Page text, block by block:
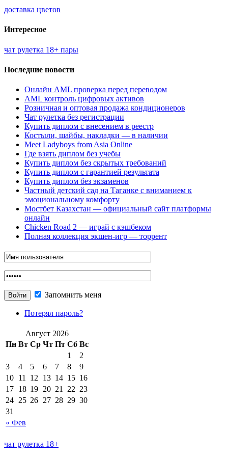
доставка цветов
Интересное
чат рулетка 18+ пары
Последние новости
Онлайн AML проверка перед переводом
AML контроль цифровых активов
Розничная и оптовая продажа кондиционеров
Чат рулетка без регистрации
Купить диплом с внесением в реестр
Костыли, шайбы, накладки — в наличии
Meet Ladyboys from Asia Online
Где взять диплом без учебы
Купить диплом без скрытых требований
Купить диплом с гарантией результата
Купить диплом без экзаменов
Частный детский сад на Таганке с вниманием к
эмоциональному комфорту
Мостбет Казахстан — официальный сайт платформы
онлайн
Chicken Road 2 — играй с кэшбеком
Полная коллекция экшен-игр — торрент
Запомнить меня
Потерял пароль?
Август 2026
Пн Вт Ср Чт Пт Сб Вс
« Фев
1
2
3
4 5 6 7 8
9
10 11 12 13 14 15 16
17 18 19 20 21 22 23
24 25 26 27 28 29 30
31
чат рулетка 18+